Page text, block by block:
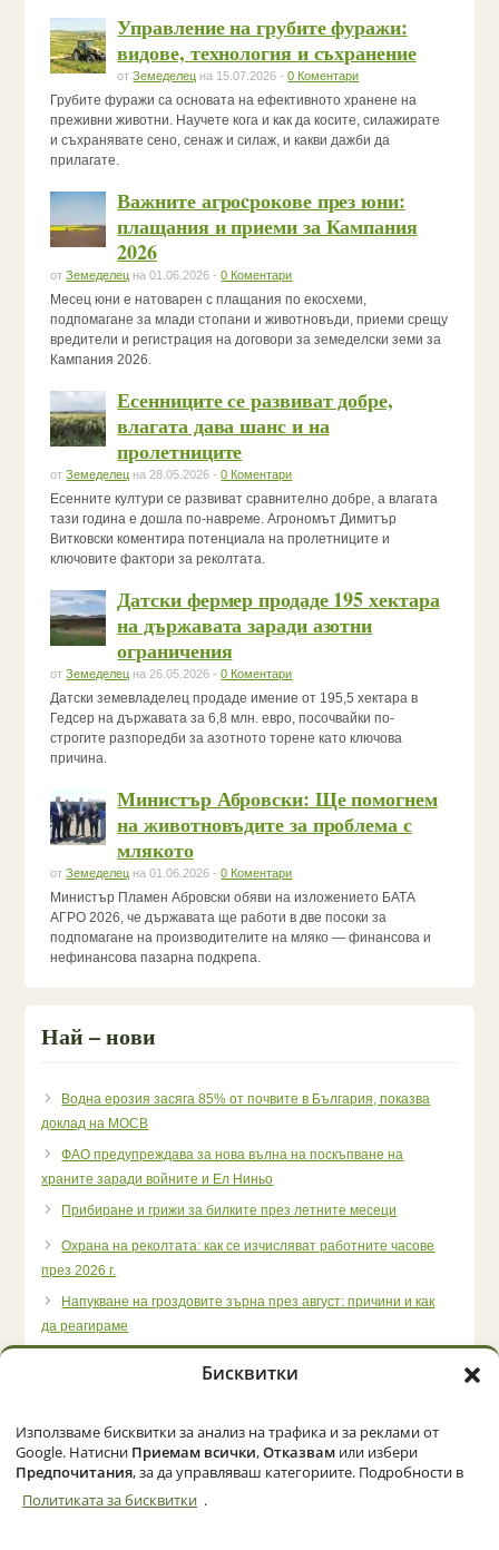
Бисквитки
Използваме бисквитки за анализ на трафика и за реклами от
Google. Натисни Приемам всички,Отказвам или избери
Предпочитания, за да управляваш категориите. Подробности в
Политиката за бисквитки .
Управление на грубите фуражи:
видове, технология и съхранение
отЗемеделец на 15.07.2026 -0 Коментари
Грубите фуражи са основата на ефективното хранене на
преживни животни. Научете кога и как да косите, силажирате
и съхранявате сено, сенаж и силаж, и какви дажби да
прилагате.
Важните агроcрокове през юни:
плащания и приеми за Кампания
2026
отЗемеделец на 01.06.2026 -0 Коментари
Месец юни е натоварен с плащания по екосхеми,
подпомагане за млади стопани и животновъди, приеми срещу
вредители и регистрация на договори за земеделски земи за
Кампания 2026.
Есенниците се развиват добре,
влагата дава шанс и на
пролетниците
отЗемеделец на 28.05.2026 -0 Коментари
Есенните култури се развиват сравнително добре, а влагата
тази година е дошла по-навреме. Агрономът Димитър
Витковски коментира потенциала на пролетниците и
ключовите фактори за реколтата.
Датски фермер продаде 195 хектара
на държавата заради азотни
ограничения
отЗемеделец на 26.05.2026 -0 Коментари
Датски земевладелец продаде имение от 195,5 хектара в
Гедсер на държавата за 6,8 млн. евро, посочвайки по-
строгите разпоредби за азотното торене като ключова
причина.
Министър Абровски: Ще помогнем
на животновъдите за проблема с
млякото
отЗемеделец на 01.06.2026 -0 Коментари
Министър Пламен Абровски обяви на изложението БАТА
АГРО 2026, че държавата ще работи в две посоки за
подпомагане на производителите на мляко — финансова и
нефинансова пазарна подкрепа.
Най – нови
Водна ерозия засяга 85% от почвите в България, показва
доклад на МОСВ
ФАО предупреждава за нова вълна на поскъпване на
храните заради войните и Ел Ниньо
Прибиране и грижи за билките през летните месеци
Охрана на реколтата: как се изчисляват работните часове
през 2026 г.
Напукване на гроздовите зърна през август: причини и как
да реагираме
НачалоКатегорииПолитика за бисквитки (ЕС)